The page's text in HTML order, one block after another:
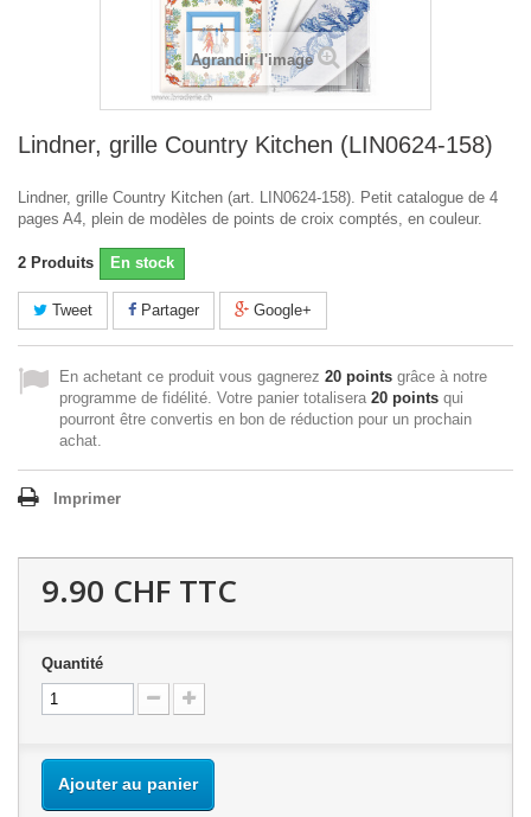
Agrandir l'image
Lindner, grille Country Kitchen (LIN0624-158)
Lindner, grille Country Kitchen (art. LIN0624-158). Petit catalogue de 4
pages A4, plein de modèles de points de croix comptés, en couleur.
2 Produits En stock
Tweet Partager Google+
En achetant ce produit vous gagnerez 20 points grâce à notre
programme de fidélité. Votre panier totalisera 20 points qui
pourront être convertis en bon de réduction pour un prochain
achat.
Imprimer
9.90 CHF TTC
Quantité
Ajouter au panier